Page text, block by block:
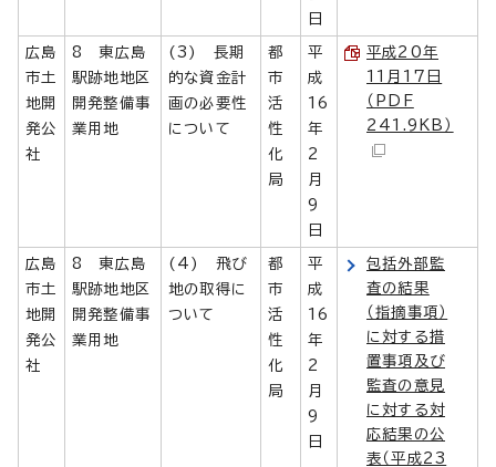
日
広島
市土
地開
発公
社
8 東広島
駅跡地地区
開発整備事
業用地
(3) 長期
的な資金計
画の必要性
について
都
市
活
性
化
局
平
成
16
年
2
月
9
日
平成20年
11月17日
（PDF
241.9KB）
広島
市土
地開
発公
社
8 東広島
駅跡地地区
開発整備事
業用地
(4) 飛び
地の取得に
ついて
都
市
活
性
化
局
平
成
16
年
2
月
9
日
包括外部監
査の結果
（指摘事項）
に対する措
置事項及び
監査の意見
に対する対
応結果の公
表（平成23